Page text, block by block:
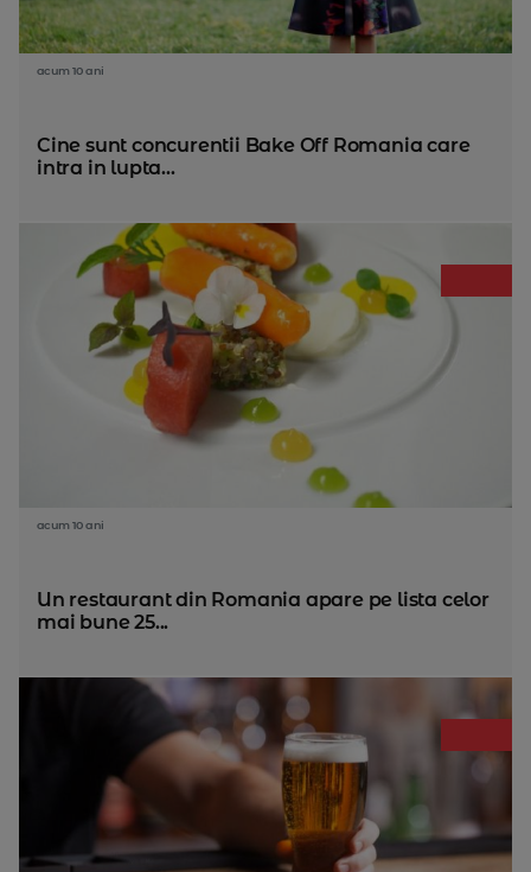
acum 10 ani
Cine sunt concurentii Bake Off Romania care
intra in lupta...
acum 10 ani
Un restaurant din Romania apare pe lista celor
mai bune 25...